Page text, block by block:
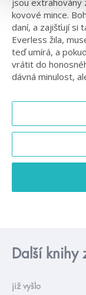
jsou extrahovány
kovové mince.
daní, a zajišťují si
Everless žila,
teď umírá, a
vrátit do
dávná minulost,
Další knihy
již vyšlo